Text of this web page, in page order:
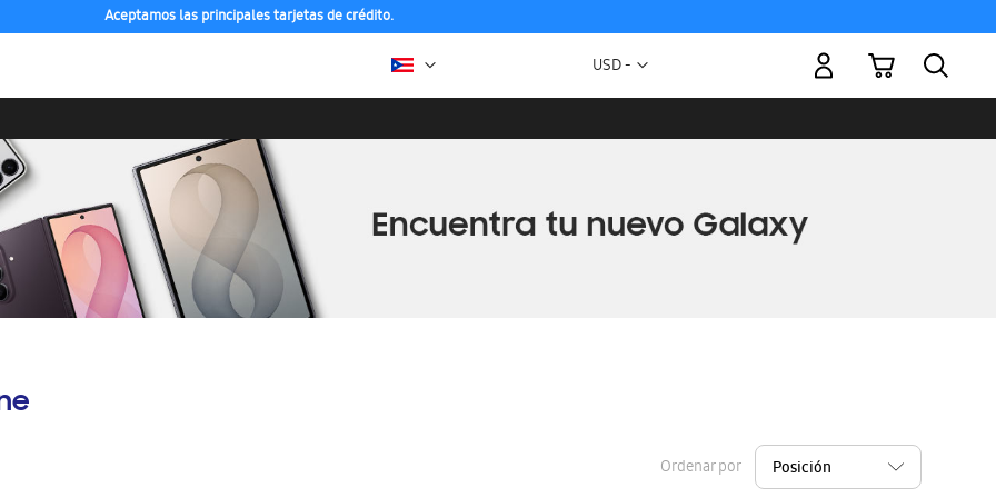
Aceptamos las principales tarjetas de crédito.
Moneda
USD -
Mi carrito
Ordenar por